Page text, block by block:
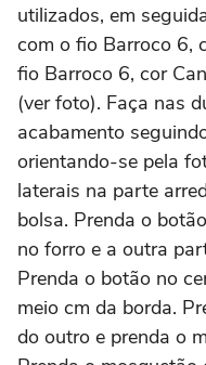
utilizados, em
com o fio Barroco 6,
fio Barroco 6, cor
(ver foto). Faça nas
acabamento
orientando-se pela
laterais na parte
bolsa. Prenda o
no forro e a outra
Prenda o botão no
meio cm da borda.
do outro e prenda o